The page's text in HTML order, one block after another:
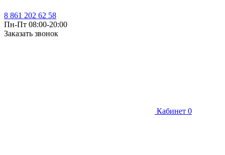
8 861 202 62 58
Пн-Пт 08:00-20:00
Заказать звонок
Кабинет 0